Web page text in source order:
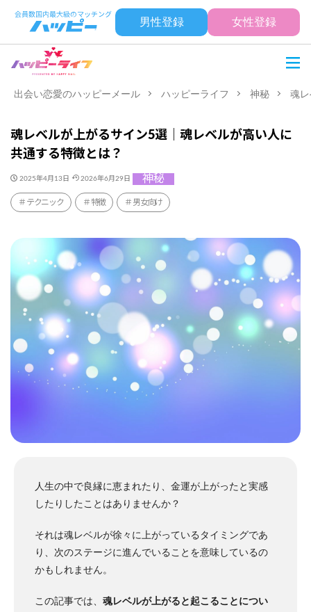
男性登録 女性登録
出会い恋愛のハッピーメール ハッピーライフ 神秘 魂
魂レベルが上がるサイン5選｜魂レベルが高い人に
共通する特徴とは？
2025年4月13日 2026年6月29日 神秘
テクニック 特徴 男女向け
人生の中で良縁に恵まれたり、金運が上がったと実感
したりしたことはありませんか？
それは魂レベルが徐々に上がっているタイミングであ
り、次のステージに進んでいることを意味しているの
かもしれません。
この記事では、 魂レベルが上がると起こることについ